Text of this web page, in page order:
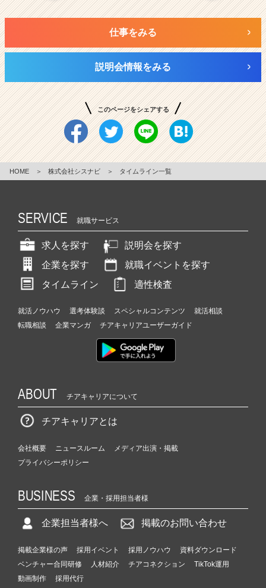
仕事をみる
説明会情報をみる
このページをシェアする
HOME ＞ 株式会社シスナビ ＞ タイムライン一覧
SERVICE 就職サービス
求人を探す
説明会を探す
企業を探す
就職イベントを探す
タイムライン
適性検査
就活ノウハウ 選考体験談 スペシャルコンテンツ
就活相談
転職相談
企業マンガ チアキャリアユーザーガイド
ABOUT チアキャリアについて
チアキャリアとは
会社概要 ニュースルーム
メディア出演・掲載
プライバシーポリシー
BUSINESS 企業・採用担当者様
企業担当者様へ 掲載のお問い合わせ
掲載企業様の声 採用イベント 採用ノウハウ
資料ダウンロード
ベンチャー合同研修
人材紹介 チアコネクション
TikTok運用
動画制作
採用代行